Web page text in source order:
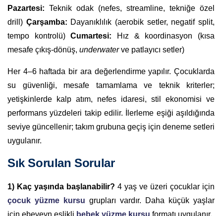
Pazartesi: Teknik odak (nefes, streamline, tekniğe özel
drill) Çarşamba: Dayanıklılık (aerobik setler, negatif split,
tempo kontrolü)Cumartesi: Hız & koordinasyon (kısa
mesafe çıkış-dönüş, underwaterve patlayıcı setler)
Her 4–6 haftada bir ara değerlendirme yapılır. Çocuklarda
su güvenliği, mesafe tamamlama ve teknik kriterler;
yetişkinlerde kalp atım, nefes idaresi, stil ekonomisi ve
performans yüzdeleri takip edilir. İlerleme eşiği aşıldığında
seviye güncellenir; takım grubuna geçiş için deneme setleri
uygulanır.
Sık Sorulan Sorular
1) Kaç yaşında başlanabilir? 4 yaş ve üzeri çocuklar için
çocuk yüzme kursu grupları vardır. Daha küçük yaşlar
için ebeveyn eşlikli bebek yüzme kursu formatı uygulanır.